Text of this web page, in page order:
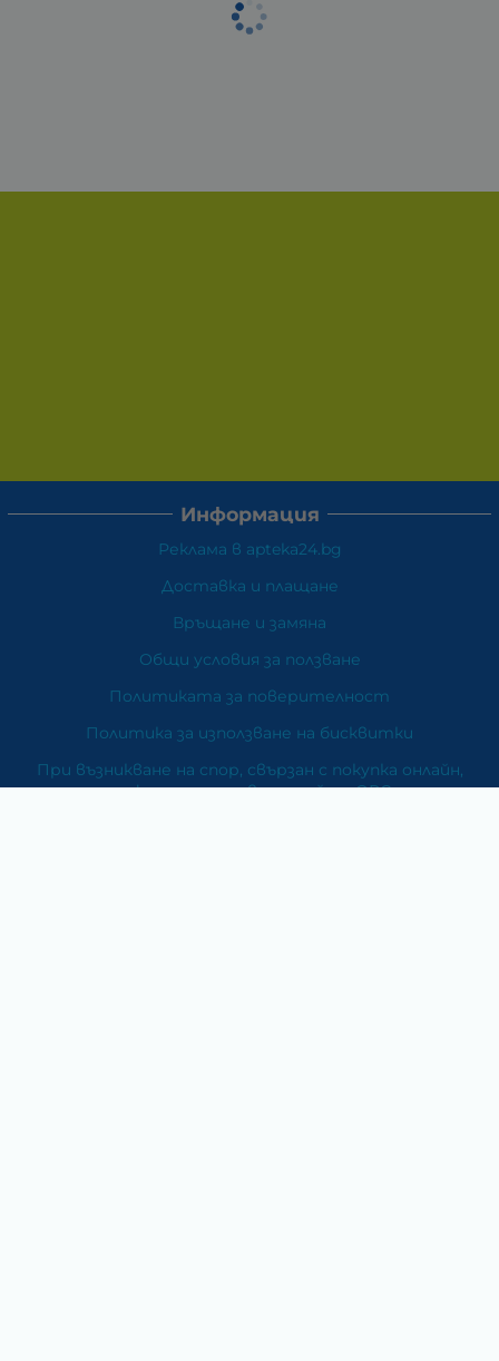
Информация
Реклама в apteka24.bg
Доставка и плащане
Връщане и замяна
Общи условия за ползване
Политиката за поверителност
Политика за използване на бисквитки
При възникване на спор, свързан с покупка онлайн,
можете да ползвате сайта ОРС